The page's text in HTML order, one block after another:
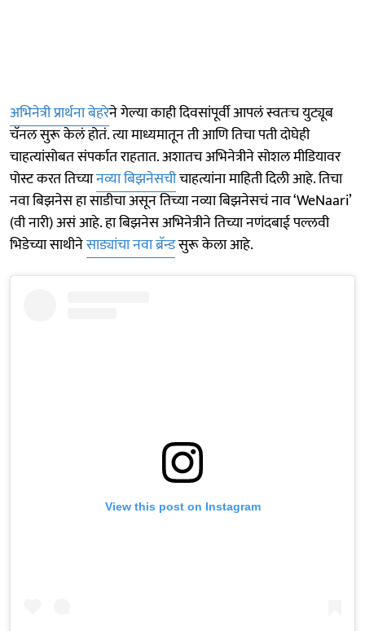
अभिनेत्री प्रार्थना बेहरेने गेल्या काही दिवसांपूर्वी आपलं स्वतःच युट्यूब
चॅनल सुरू केलं होतं. त्या माध्यमातून ती आणि तिचा पती दोघेही
चाहत्यांसोबत संपर्कात राहतात. अशातच अभिनेत्रीने सोशल मीडियावर
पोस्ट करत तिच्यानव्या बिझनेसचीचाहत्यांना माहिती दिली आहे. तिचा
नवा बिझनेस हा साडीचा असून तिच्या नव्या बिझनेसचं नाव ‘WeNaari’
(वी नारी) असं आहे. हा बिझनेस अभिनेत्रीने तिच्या नणंदबाई पल्लवी
भिडेच्या साथीनेसाड्यांचा नवा ब्रॅन्डसुरू केला आहे.
View this post on Instagram